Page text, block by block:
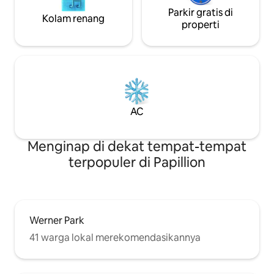
Kolam renang
Parkir gratis di
properti
AC
Menginap di dekat tempat-tempat
terpopuler di Papillion
Werner Park
41 warga lokal merekomendasikannya